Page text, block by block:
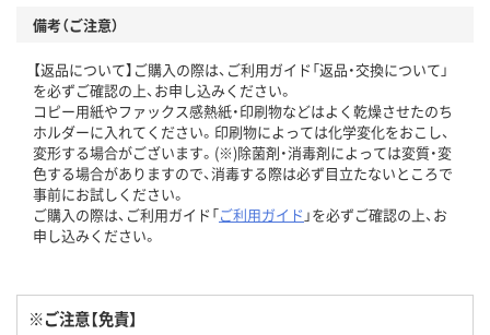
備考（ご注意）
【返品について】ご購入の際は、ご利用ガイド「返品・交換について」
を必ずご確認の上、お申し込みください。
コピー用紙やファックス感熱紙・印刷物などはよく乾燥させたのち
ホルダーに入れてください。印刷物によっては化学変化をおこし、
変形する場合がございます。(※)除菌剤・消毒剤によっては変質・変
色する場合がありますので、消毒する際は必ず目立たないところで
事前にお試しください。
ご購入の際は、ご利用ガイド「ご利用ガイド 」を必ずご確認の上、お
申し込みください。
※ご注意【免責】